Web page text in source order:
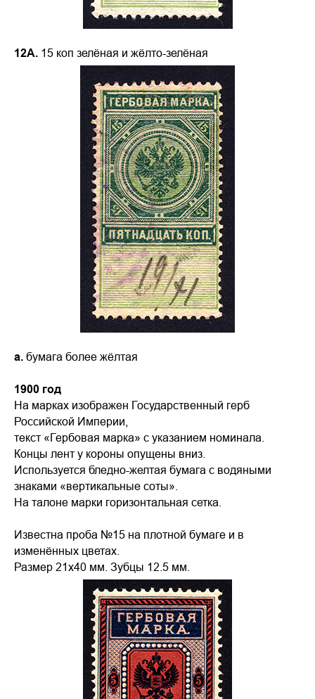
12А. 15 коп зелёная и жёлто-зелёная
а. бумага более жёлтая
1900 год
На марках изображен Государственный герб
Российской Империи,
текст «Гербовая марка» с указанием номинала.
Концы лент у короны опущены вниз.
Используется бледно-желтая бумага с водяными
знаками «вертикальные соты».
На талоне марки горизонтальная сетка.
Известна проба №15 на плотной бумаге и в
изменённых цветах.
Размер 21х40 мм. Зубцы 12.5 мм.